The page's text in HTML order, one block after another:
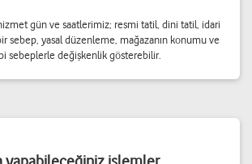
gün ve saatlerimiz; resmi tatil, dini tatil, idari
sebep, yasal düzenleme, mağazanın konumu ve
sebeplerle değişkenlik gösterebilir.